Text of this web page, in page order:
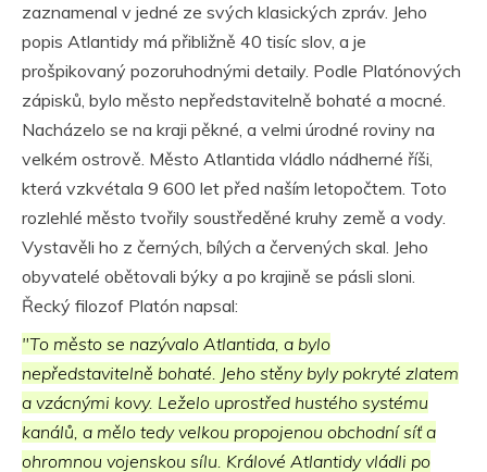
zaznamenal v jedné ze svých klasických zpráv. Jeho
popis Atlantidy má přibližně 40 tisíc slov, a je
prošpikovaný pozoruhodnými detaily. Podle Platónových
zápisků, bylo město nepředstavitelně bohaté a mocné.
Nacházelo se na kraji pěkné, a velmi úrodné roviny na
velkém ostrově. Město Atlantida vládlo nádherné říši,
která vzkvétala 9 600 let před naším letopočtem. Toto
rozlehlé město tvořily soustředěné kruhy země a vody.
Vystavěli ho z černých, bílých a červených skal. Jeho
obyvatelé obětovali býky a po krajině se pásli sloni.
Řecký filozof Platón napsal:
"To město se nazývalo Atlantida, a bylo
nepředstavitelně bohaté. Jeho stěny byly pokryté zlatem
a vzácnými kovy. Leželo uprostřed hustého systému
kanálů, a mělo tedy velkou propojenou obchodní síť a
ohromnou vojenskou sílu. Králové Atlantidy vládli po